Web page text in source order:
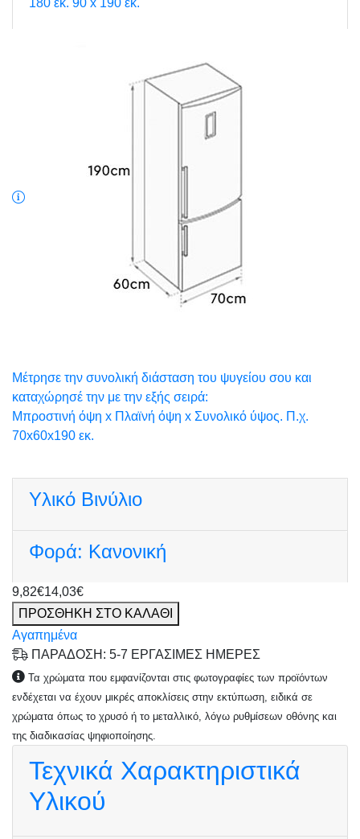
180 εκ. 90 x 190 εκ.
Μέτρησε την συνολική διάσταση του ψυγείου σου και
καταχώρησέ την με την εξής σειρά:
Μπροστινή όψη x Πλαϊνή όψη x Συνολικό ύψος. Π.χ.
70x60x190 εκ.
Υλικό Βινύλιο
Φορά: Κανονική
9,82€14,03€
ΠΡΟΣΘΗΚΗ ΣΤΟ ΚΑΛΑΘΙ
Αγαπημένα
ΠΑΡΑΔΟΣΗ: 5-7 ΕΡΓΑΣΙΜΕΣ ΗΜΕΡΕΣ
Τα χρώματα που εμφανίζονται στις φωτογραφίες των προϊόντων
ενδέχεται να έχουν μικρές αποκλίσεις στην εκτύπωση, ειδικά σε
χρώματα όπως το χρυσό ή το μεταλλικό, λόγω ρυθμίσεων οθόνης και
της διαδικασίας ψηφιοποίησης.
Τεχνικά Χαρακτηριστικά
Υλικού